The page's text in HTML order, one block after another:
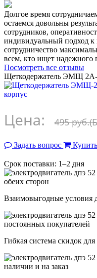
Долгое время
остаемся довольны
сотрудников,
индивидуальный подход
сотрудничество
всем, кто ищет надежного
Посмотреть все отзывы
Щеткодержатель ЭМЩ 2А-
Цена: 495 руб.
Задать вопрос
Срок поставки: 1–2 дня
Взаимовыгодные условия
Гибкая система скидок